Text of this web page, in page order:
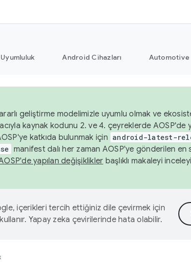
Uyumluluk Android Cihazları Automotive
geliştirme modelimizle uyumlu olmak ve
kaynak kodunu 2. ve 4. çeyreklerde AOSP'de
katkıda bulunmak için android-latest-
manifest dalı her zaman AOSP'ye gönderilen
yapılan değişiklikler başlıklı makaleyi
içerikleri tercih ettiğiniz dile çevirmek için
Yapay zeka çevirilerinde hata olabilir.